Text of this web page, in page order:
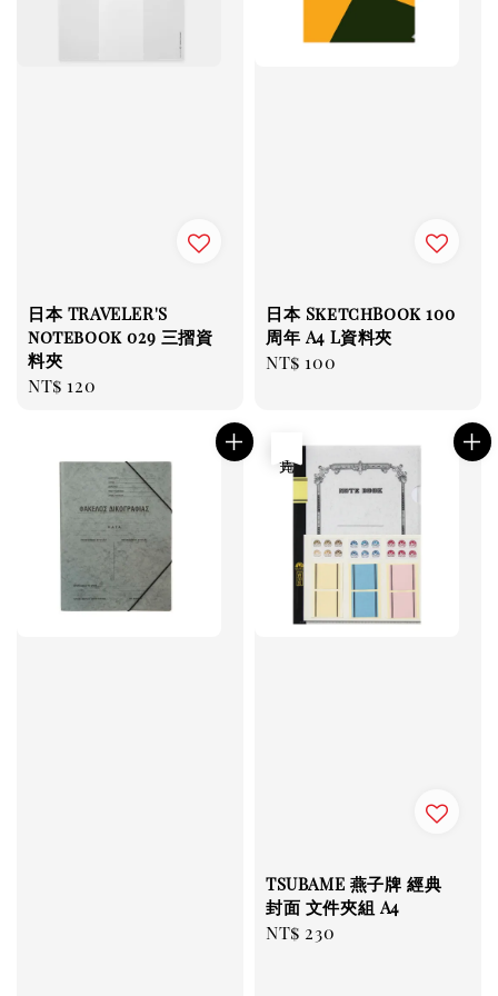
日本 TRAVELER'S
notebook 029 三摺資
料夾
Regular
NT$ 120
日本 SketchBook 100
周年 A4 L資料夾
Regular
NT$ 100
TSUBAME 燕子牌 經典
封面 文件夾組 A4
Regular
NT$ 230